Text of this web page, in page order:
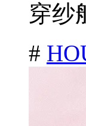
穿纱
#